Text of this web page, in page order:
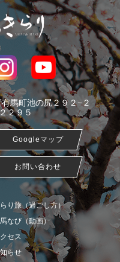
馬町池の尻２９２−２
２９５
Googleマップ
お問い合わせ
り旅（過ごし方）
なび（動画）
セス
らせ